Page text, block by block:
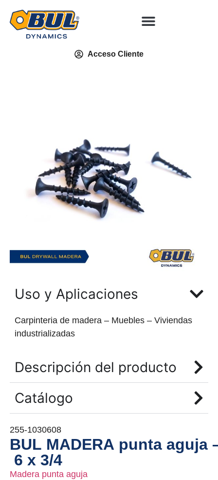
Acceso Cliente
Uso y Aplicaciones
Carpinteria de madera – Muebles – Viviendas
industrializadas
Descripción del producto
Catálogo
255-1030608
BUL MADERA punta aguja
6 x 3/4
Madera punta aguja